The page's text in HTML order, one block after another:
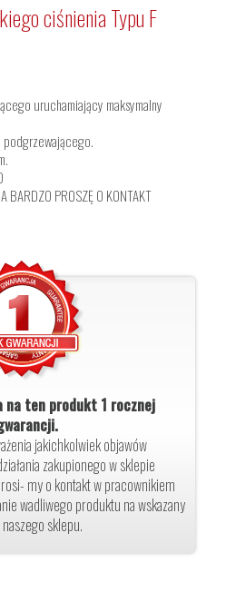
ciśnienia Typu F
uruchamiający maksymalny
BARDZO PROSZĘ O KONTAKT
na ten produkt 1 rocznej
jakichkolwiek objawów
zakupionego w sklepie
my o kontakt w pracownikiem
wadliwego produktu na wskazany
sklepu.